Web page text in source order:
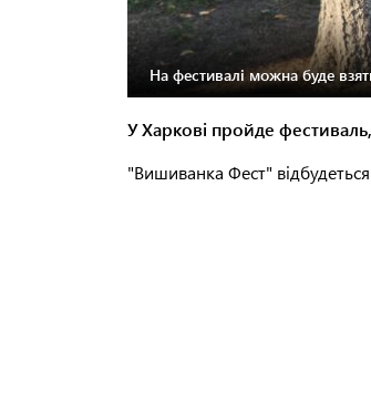
На фестивалі можна буде
У Харкові пройде
"Вишиванка Фест"